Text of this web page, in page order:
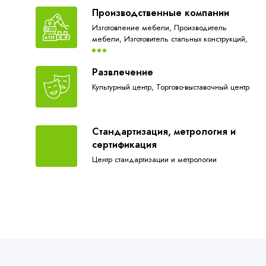
Производственные компании
Изготовление мебели, Производитель
мебели, Изготовитель стальных конструкций,
Компания по производству пластиковых
Машиностроительный завод,
кабельного телевидения
Развлечение
Культурный центр, Торгово-выставочный центр
Стандартизация, метрология и
сертификация
Центр стандартизации и метрологии